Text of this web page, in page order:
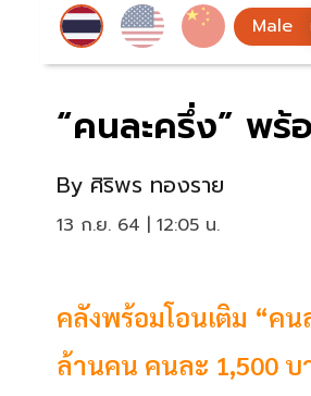
“คนละครึ่ง” พ
By ศิริพร ทองราย
13 ก.ย. 64 | 12:05 น.
คลังพร้อมโอนเติม “ค
ล้านคน คนละ 1,500